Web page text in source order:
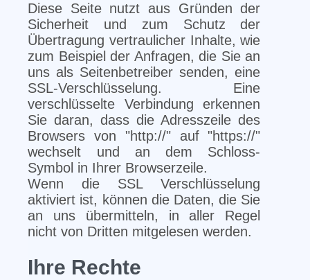
Diese Seite nutzt aus Gründen der
Sicherheit und zum Schutz der
Übertragung vertraulicher Inhalte, wie
zum Beispiel der Anfragen, die Sie an
uns als Seitenbetreiber senden, eine
SSL-Verschlüsselung. Eine
verschlüsselte Verbindung erkennen
Sie daran, dass die Adresszeile des
Browsers von "http://" auf "https://"
wechselt und an dem Schloss-
Symbol in Ihrer Browserzeile.
Wenn die SSL Verschlüsselung
aktiviert ist, können die Daten, die Sie
an uns übermitteln, in aller Regel
nicht von Dritten mitgelesen werden.
Ihre Rechte